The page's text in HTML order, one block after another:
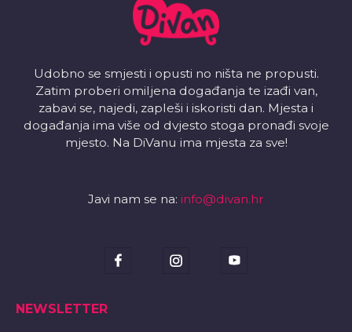
Udobno se smjesti i opusti no ništa ne propusti.
Zatim proberi omiljena događanja te izađi van,
zabavi se, najedi, zapleši i iskoristi dan. Mjesta i
događanja ima više od dvjesto stoga pronađi svoje
mjesto. Na DiVanu ima mjesta za sve!
Javi nam se na: info@divan.hr
NEWSLETTER